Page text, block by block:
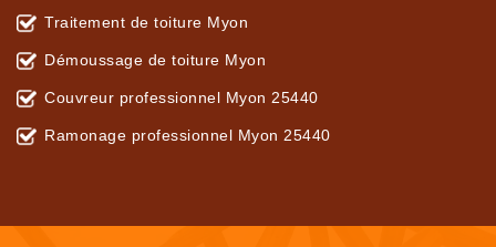
Traitement de toiture Myon
Démoussage de toiture Myon
Couvreur professionnel Myon 25440
Ramonage professionnel Myon 25440